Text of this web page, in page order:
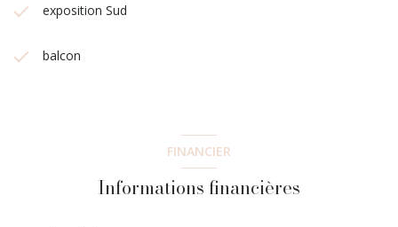
exposition Sud
balcon
FINANCIER
Informations financières